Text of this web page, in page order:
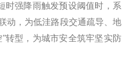
时强降雨触发预设阈值时，系
动，为低洼路段交通疏导、地
转型，为城市安全筑牢坚实防